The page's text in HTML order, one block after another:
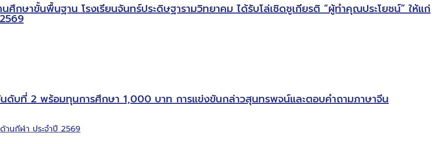
กษาขั้นพื้นฐาน โรงเรียนจันทร์ประดิษฐารามวิทยาคม ได้รับโล่เชิดชูเกียรติ “ผู้ทำคุณประโยชน์” ให้แก่
ดับที่ 2 พร้อมทุนการศึกษา 1,000 บาท การแข่งขันกล่าวสุนทรพจน์และตอบคำถามภาษาจีน